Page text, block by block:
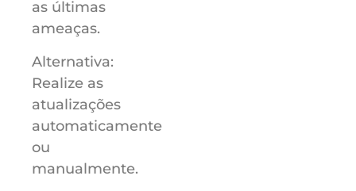
as últimas
ameaças.
Alternativa:
Realize as
atualizações
automaticamente
ou
manualmente.